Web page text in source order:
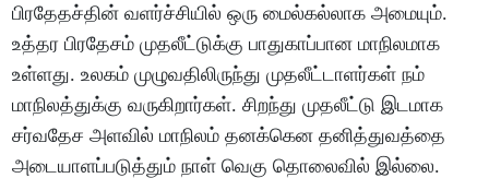
பிரதேதச்தின் வளர்ச்சியில் ஒரு மைல்கல்லாக அமையும்.
உத்தர பிரதேசம் முதலீட்டுக்கு பாதுகாப்பான மாநிலமாக
உள்ளது. உலகம் முழுவதிலிருந்து முதலீட்டாளர்கள் நம்
மாநிலத்துக்கு வருகிறார்கள். சிறந்து முதலீட்டு இடமாக
சர்வதேச அளவில் மாநிலம் தனக்கென தனித்துவத்தை
அடையாளப்படுத்தும் நாள் வெகு தொலைவில் இல்லை.